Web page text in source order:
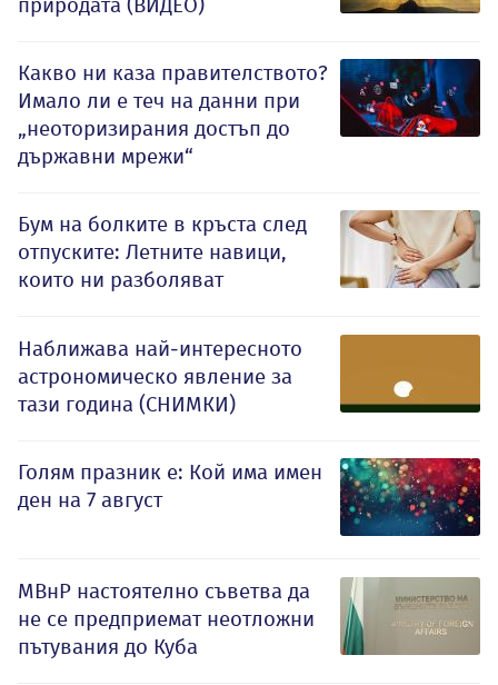
природата (ВИДЕО)
Какво ни каза правителството?
Имало ли е теч на данни при
„неоторизирания достъп до
държавни мрежи“
Бум на болките в кръста след
отпуските: Летните навици,
които ни разболяват
Наближава най-интересното
астрономическо явление за
тази година (СНИМКИ)
Голям празник е: Кой има имен
ден на 7 август
МВнР настоятелно съветва да
не се предприемат неотложни
пътувания до Куба